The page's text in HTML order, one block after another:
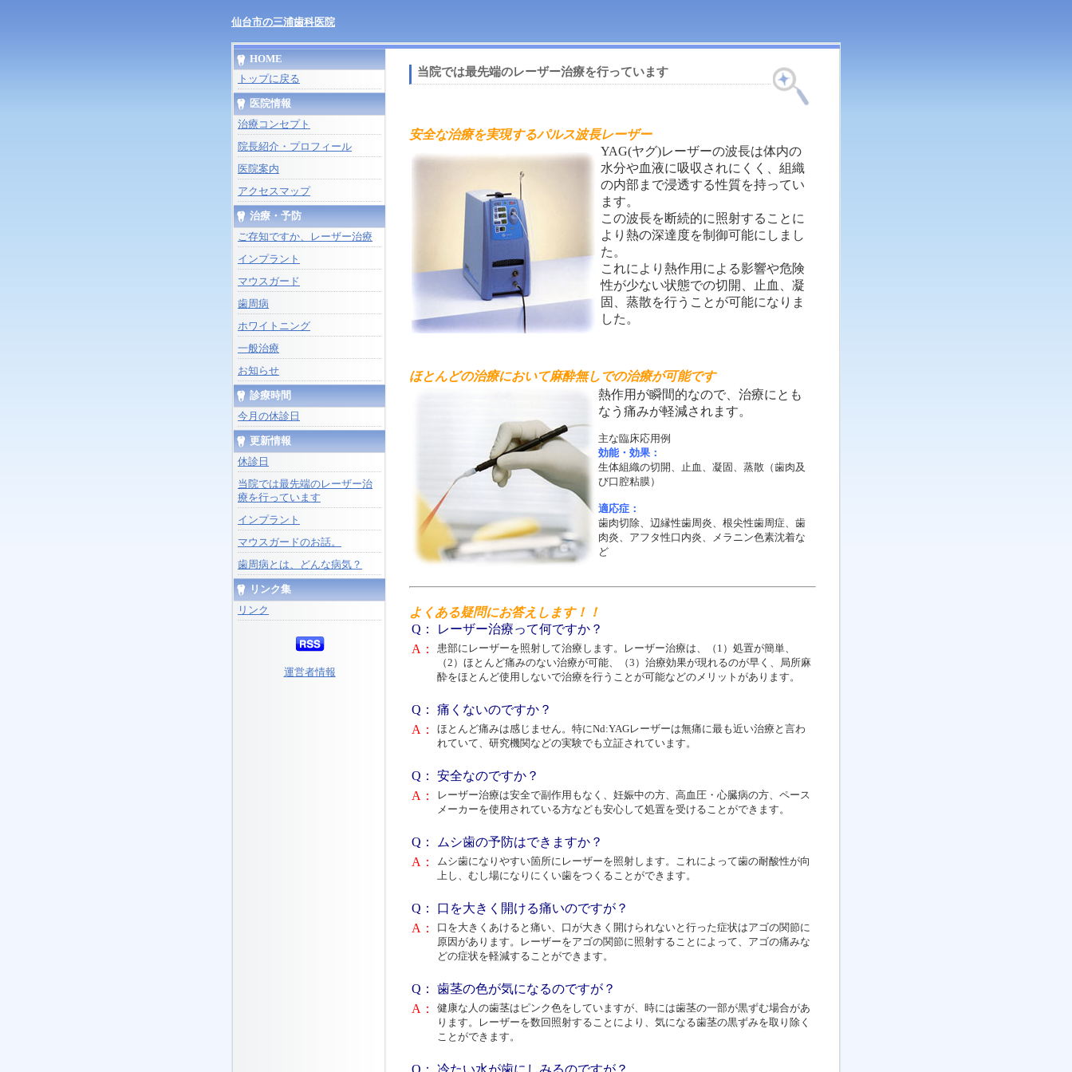
仙台市の三浦歯科医院
HOME
トップに戻る
医院情報
治療コンセプト
院長紹介・プロフィール
医院案内
アクセスマップ
治療・予防
ご存知ですか、レーザー治療
インプラント
マウスガード
歯周病
ホワイトニング
一般治療
お知らせ
診療時間
今月の休診日
更新情報
休診日
当院では最先端のレーザー治
療を行っています
インプラント
マウスガードのお話。
歯周病とは、どんな病気？
リンク集
リンク
運営者情報
当院では最先端のレーザー治療を行っています
安全な治療を実現するパルス波長レーザー
YAG(ヤグ)レーザーの波長は体内の
水分や血液に吸収されにくく、組織
の内部まで浸透する性質を持ってい
ます。
この波長を断続的に照射することに
より熱の深達度を制御可能にしまし
た。
これにより熱作用による影響や危険
性が少ない状態での切開、止血、凝
固、蒸散を行うことが可能になりま
した。
ほとんどの治療において麻酔無しでの治療が可能です
熱作用が瞬間的なので、治療にとも
なう痛みが軽減されます。
主な臨床応用例
効能・効果：
生体組織の切開、止血、凝固、蒸散（歯肉及
び口腔粘膜）
適応症：
歯肉切除、辺縁性歯周炎、根尖性歯周症、歯
肉炎、アフタ性口内炎、メラニン色素沈着な
ど
よくある疑問にお答えします！！
Q：
レーザー治療って何ですか？
A：
患部にレーザーを照射して治療します。レーザー治療は、（1）処置が簡単、
（2）ほとんど痛みのない治療が可能、（3）治療効果が現れるのが早く、局所麻
酔をほとんど使用しないで治療を行うことが可能などのメリットがあります。
Q：
痛くないのですか？
A：
ほとんど痛みは感じません。特にNd:YAGレーザーは無痛に最も近い治療と言わ
れていて、研究機関などの実験でも立証されています。
Q：
安全なのですか？
A：
レーザー治療は安全で副作用もなく、妊娠中の方、高血圧・心臓病の方、ペース
メーカーを使用されている方なども安心して処置を受けることができます。
Q：
ムシ歯の予防はできますか？
A：
ムシ歯になりやすい箇所にレーザーを照射します。これによって歯の耐酸性が向
上し、むし場になりにくい歯をつくることができます。
Q：
口を大きく開ける痛いのですが？
A：
口を大きくあけると痛い、口が大きく開けられないと行った症状はアゴの関節に
原因があります。レーザーをアゴの関節に照射することによって、アゴの痛みな
どの症状を軽減することができます。
Q：
歯茎の色が気になるのですが？
A：
健康な人の歯茎はピンク色をしていますが、時には歯茎の一部が黒ずむ場合があ
ります。レーザーを数回照射することにより、気になる歯茎の黒ずみを取り除く
ことができます。
Q： 冷たい水が歯にしみるのですが？